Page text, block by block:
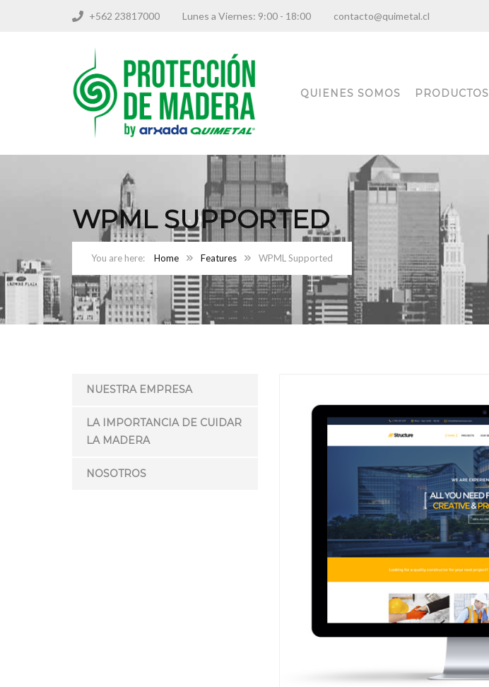
+562 23817000 Lunes a Viernes: 9:00 - 18:00 contacto@quimetal.cl
QUIENES SOMOS PRODUCTOS
WPML SUPPORTED
Home Features WPML Supported
NUESTRA EMPRESA
LA IMPORTANCIA DE CUIDAR
LA MADERA
NOSOTROS